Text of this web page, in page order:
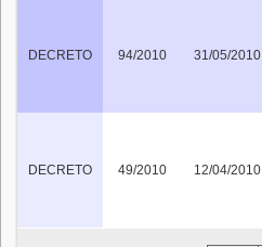
DECRETO 94/2010 31/05/2010
DECRETO 49/2010 12/04/2010